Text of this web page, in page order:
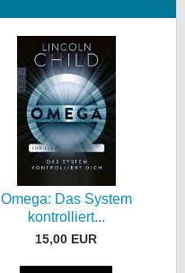
Omega: Das System
kontrolliert...
15,00 EUR